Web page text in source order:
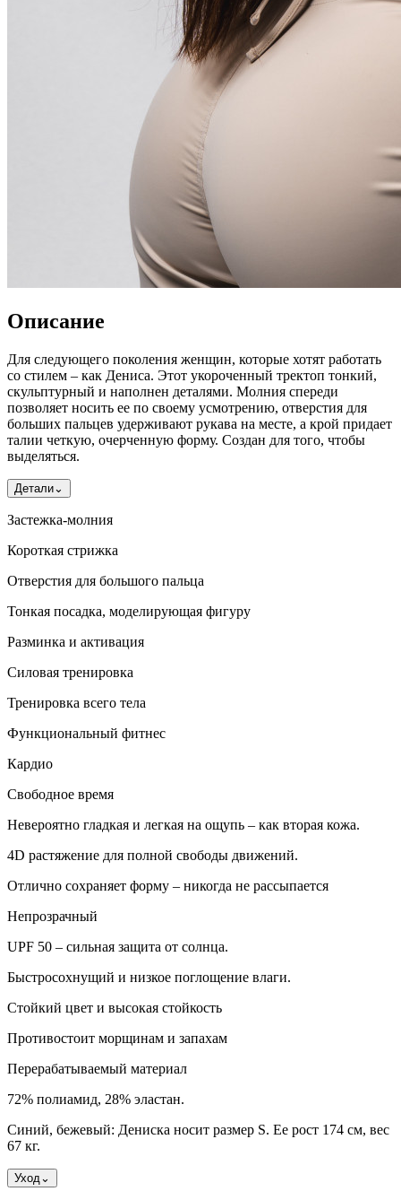
Описание
Для следующего поколения женщин, которые хотят работать
со стилем – как Дениса. Этот укороченный тректоп тонкий,
скульптурный и наполнен деталями. Молния спереди
позволяет носить ее по своему усмотрению, отверстия для
больших пальцев удерживают рукава на месте, а крой придает
талии четкую, очерченную форму. Создан для того, чтобы
выделяться.
Детали⌄
Застежка-молния
Короткая стрижка
Отверстия для большого пальца
Тонкая посадка, моделирующая фигуру
Разминка и активация
Силовая тренировка
Тренировка всего тела
Функциональный фитнес
Кардио
Свободное время
Невероятно гладкая и легкая на ощупь – как вторая кожа.
4D растяжение для полной свободы движений.
Отлично сохраняет форму – никогда не рассыпается
Непрозрачный
UPF 50 – сильная защита от солнца.
Быстросохнущий и низкое поглощение влаги.
Стойкий цвет и высокая стойкость
Противостоит морщинам и запахам
Перерабатываемый материал
72% полиамид, 28% эластан.
Синий, бежевый: Дениска носит размер S. Ее рост 174 см, вес
67 кг.
Уход ⌄